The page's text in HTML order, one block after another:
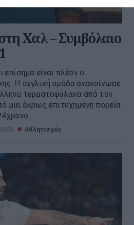
Χαλ – Συμβόλαιο
επίσημα είναι πλέον ο
Η αγγλική ομάδα ανακοίνωσε
τερματοφύλακα από τον
μια άκρως επιτυχημένη πορεία
Αθλητισμός